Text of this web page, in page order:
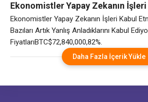
Ekonomistler Yapay Zekanın İşleri
Etmeyeceğini Söyledi; Bazıları
Anladıklarını Kabul Ediyor
Ekonomistler Yapay Zekanın İşleri Kabul
Bazıları Artık Yanlış Anladıklarını Kabul
FiyatlarıBTC$72,840,000,82%.
Daha Fazla İçerik Yükle